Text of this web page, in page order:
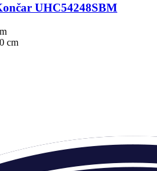
UHC54248SBM
cm